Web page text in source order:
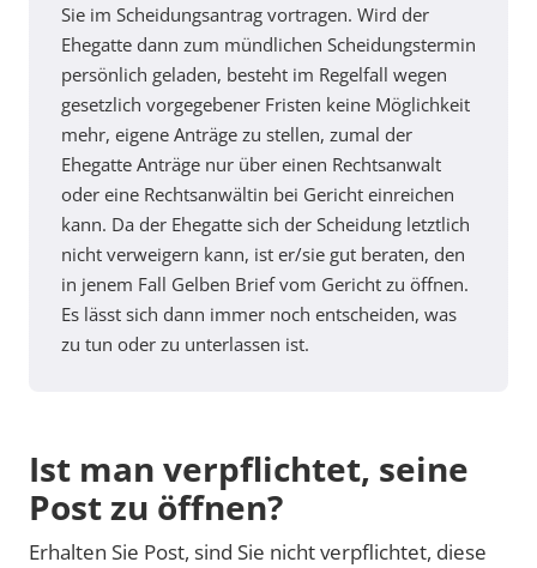
Sie im Scheidungsantrag vortragen. Wird der
Ehegatte dann zum mündlichen Scheidungstermin
persönlich geladen, besteht im Regelfall wegen
gesetzlich vorgegebener Fristen keine Möglichkeit
mehr, eigene Anträge zu stellen, zumal der
Ehegatte Anträge nur über einen Rechtsanwalt
oder eine Rechtsanwältin bei Gericht einreichen
kann. Da der Ehegatte sich der Scheidung letztlich
nicht verweigern kann, ist er/sie gut beraten, den
in jenem Fall Gelben Brief vom Gericht zu öffnen.
Es lässt sich dann immer noch entscheiden, was
zu tun oder zu unterlassen ist.
Ist man verpflichtet, seine
Post zu öffnen?
Erhalten Sie Post, sind Sie nicht verpflichtet, diese